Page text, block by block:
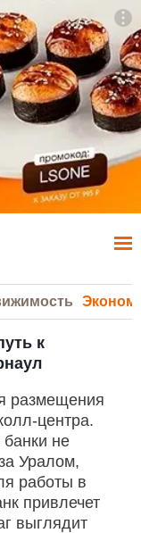
к
размещения
центра.
не
Уралом,
работы в
привлечет
выглядит